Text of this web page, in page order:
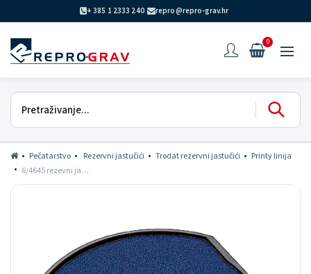
+ 385 1 2333 240 repro@repro-grav.hr
0
Pečatarstvo Rezervni jastučići Trodat rezervni jastučići
Printy linija
6/4645 rezevni jastučić